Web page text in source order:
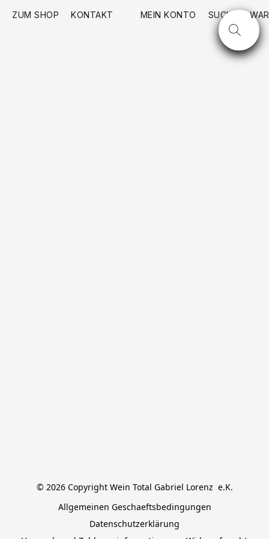
ZUM SHOP KONTAKT MEIN KONTO SUCHE
© 2026 Copyright Wein Total Gabriel Lorenz  e.K.
Allgemeinen Geschaeftsbedingungen
Datenschutzerklärung